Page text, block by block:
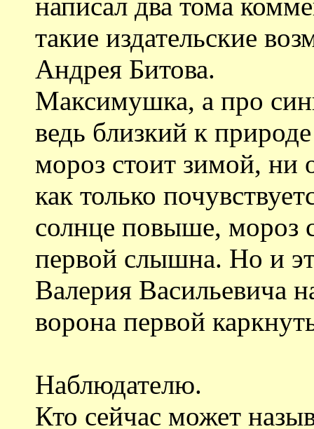
такие издательские
Андрея Битова.
Максимушка, а про
ведь близкий к
мороз стоит зимой,
как только
солнце повыше, мороз
первой слышна. Но и
Валерия Васильевича
ворона первой
Наблюдателю.
Кто сейчас может